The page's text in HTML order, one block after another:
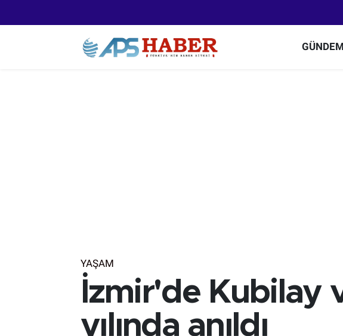
GÜNDEM
YAŞAM
İzmir'de Kubilay
yılında anıldı